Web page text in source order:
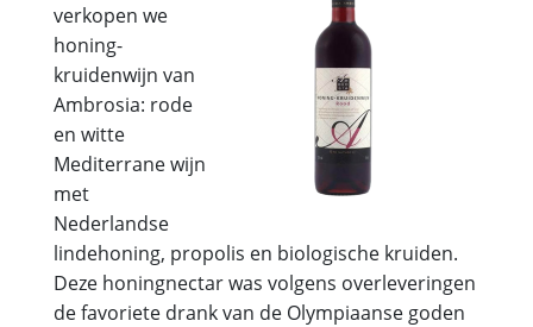
verkopen we
honing-
kruidenwijn van
Ambrosia: rode
en witte
Mediterrane wijn
met
Nederlandse
lindehoning, propolis en biologische kruiden.
Deze honingnectar was volgens overleveringen
de favoriete drank van de Olympiaanse goden